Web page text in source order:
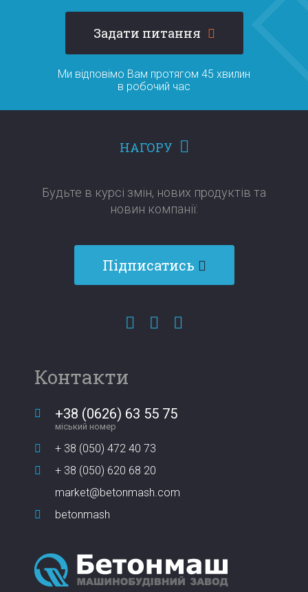
Задати питання
Ми відповімо Вам протягом 45 хвилин
в робочий час
НАГОРУ
Будьте в курсі змін, нових продуктів та
новин компанії:​​​​​​​
Підписатись
Контакти
+38 (0626) 63 55 75
міський номер
+ 38 (050) 472 40 73
+ 38 (050) 620 68 20
market@betonmash.com
betonmash